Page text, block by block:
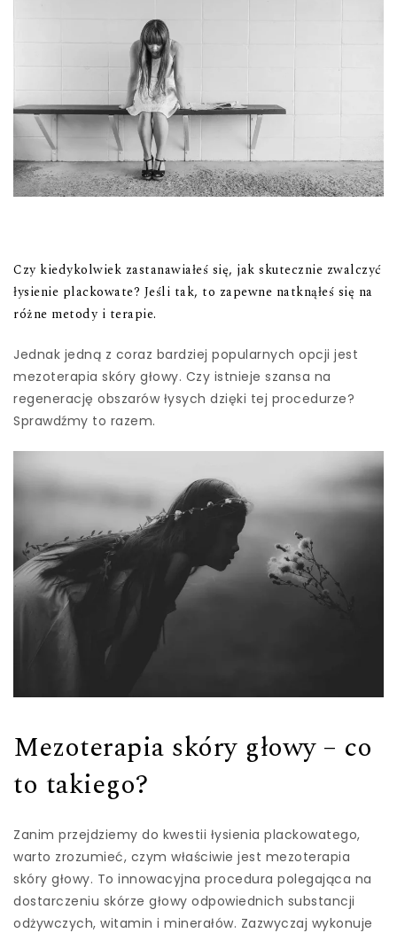
Czy kiedykolwiek zastanawiałeś się, jak skutecznie zwalczyć
łysienie plackowate? Jeśli tak, to zapewne natknąłeś się na
różne metody i terapie.
Jednak jedną z coraz bardziej popularnych opcji jest
mezoterapia skóry głowy. Czy istnieje szansa na
regenerację obszarów łysych dzięki tej procedurze?
Sprawdźmy to razem.
Mezoterapia skóry głowy – co
to takiego?
Zanim przejdziemy do kwestii łysienia plackowatego,
warto zrozumieć, czym właściwie jest mezoterapia
skóry głowy. To innowacyjna procedura polegająca na
dostarczeniu skórze głowy odpowiednich substancji
odżywczych, witamin i minerałów. Zazwyczaj wykonuje